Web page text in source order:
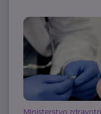
Ministerstvo